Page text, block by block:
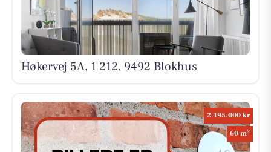
Høkervej 5A, 1 212, 9492 Blokhus
2.195.000 kr
60 m2